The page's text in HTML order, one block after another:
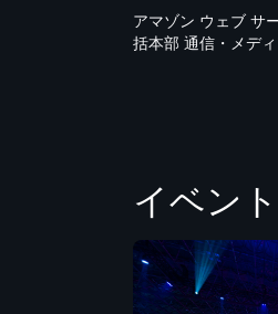
アマゾン ウェブ サ
括本部 通信・メデ
イベン